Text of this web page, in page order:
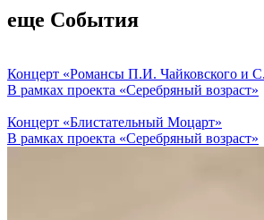
еще События
Концерт «Романсы П.И. Чайковского и
В рамках проекта «Серебряный возраст»
Концерт «Блистательный Моцарт»
В рамках проекта «Серебряный возраст»